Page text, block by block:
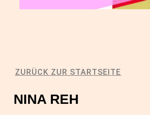
ZURÜCK ZUR STARTSEITE
NINA REH